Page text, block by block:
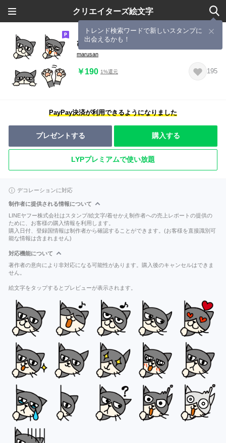
クリエイターズ絵文字
トレンド検索ワードで新しいスタンプに
出会えるかも！
ひょっこりはちわれ猫の絵文字
marusan
￥190 1%還元 195
PayPay決済が利用できるようになりました
プレゼントする 購入する
LYPプレミアムで使い放題
デコレーションに対応
制作者に提供される情報について
LINEヤフー株式会社はスタンプ/絵文字/着せかえ制作者への売上レポートの提供の
ために、お客様の購入情報を利用します。
購入日付、登録国情報は制作者から確認することができます。(お客様を直接識別可
能な情報は含まれません)
対応機能について
著作者の意向により非対応になる可能性があります。購入後のキャンセルはできま
せん。
絵文字をタップするとプレビューが表示されます。